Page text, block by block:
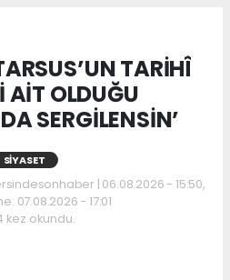
TARİHÎ
AİT OLDUĞU
SERGİLENSİN’
SIYASET
| 06.08.2026 - 15:50,
07.08.2026 - 17:01
kez okundu.